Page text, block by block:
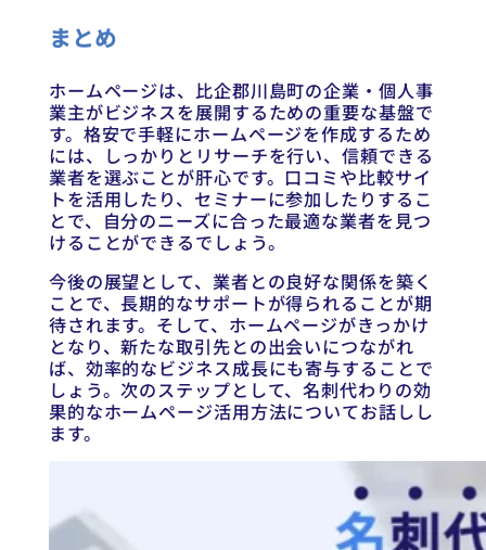
まとめ
ホームページは、比企郡川島町の企業・個人事
業主がビジネスを展開するための重要な基盤で
す。格安で手軽にホームページを作成するため
には、しっかりとリサーチを行い、信頼できる
業者を選ぶことが肝心です。口コミや比較サイ
トを活用したり、セミナーに参加したりするこ
とで、自分のニーズに合った最適な業者を見つ
けることができるでしょう。
今後の展望として、業者との良好な関係を築く
ことで、長期的なサポートが得られることが期
待されます。そして、ホームページがきっかけ
となり、新たな取引先との出会いにつながれ
ば、効率的なビジネス成長にも寄与することで
しょう。次のステップとして、名刺代わりの効
果的なホームページ活用方法についてお話しし
ます。